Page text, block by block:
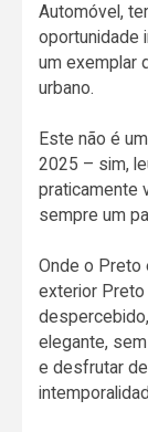
Automóvel,
oportunidade
um exemplar
urbano.
Este não é
2025 – sim,
praticamente
sempre um
Onde o Preto
exterior Preto
elegante,
e desfrutar